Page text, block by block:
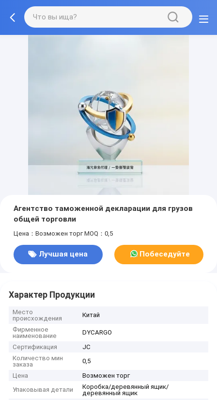
Агентство таможенной декларации для грузов
общей торговли
Цена：Возможен торг MOQ：0,5
Лучшая цена Побеседуйте
Характер Продукции
Место
происхождения
Китай
Фирменное
наименование
DYCARGO
Сертификация
JC
Количество мин
заказа
0,5
Цена
Возможен торг
Упаковывая детали
Коробка/деревянный ящик/
деревянный ящик